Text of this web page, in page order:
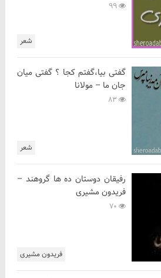
شعر
شعر
گفتی بیا،گفتم کجا ؟ گفتی میان
جان ما – مولانا
فریدون مشیری
رفیقان دوستان ده ها گروهند –
فریدون مشیری